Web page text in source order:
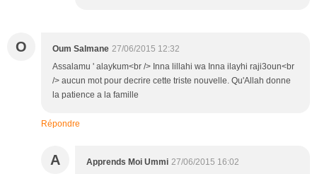
O Oum Salmane 27/06/2015 12:32
Assalamu ' alaykum<br /> Inna lillahi wa Inna ilayhi raji3oun<br
/> aucun mot pour decrire cette triste nouvelle. Qu'Allah donne
la patience a la famille
Répondre
A Apprends Moi Ummi 27/06/2015 16:02